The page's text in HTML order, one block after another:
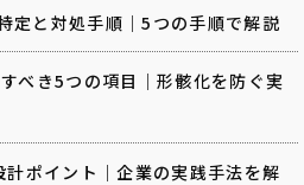
定と対処手順｜5つの手順で解説
べき5つの項目｜形骸化を防ぐ実
ポイント｜企業の実践手法を解